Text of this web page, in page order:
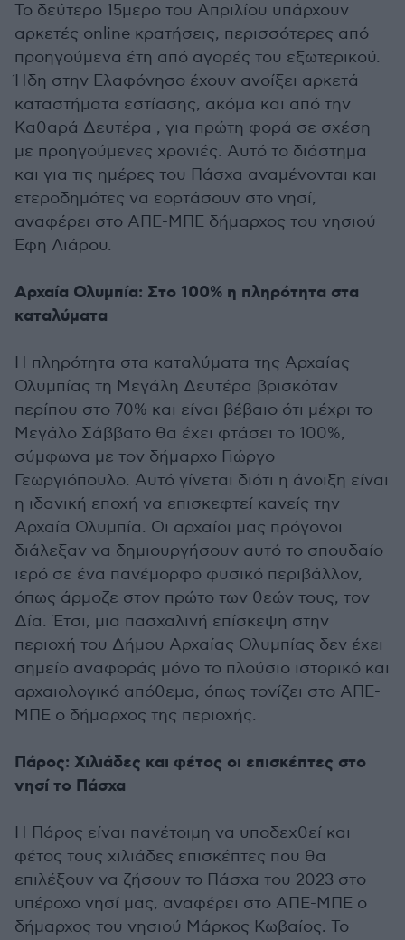
Το δεύτερο 15μερο του Απριλίου υπάρχουν
αρκετές online κρατήσεις, περισσότερες από
προηγούμενα έτη από αγορές του εξωτερικού.
Ήδη στην Ελαφόνησο έχουν ανοίξει αρκετά
καταστήματα εστίασης, ακόμα και από την
Καθαρά Δευτέρα , για πρώτη φορά σε σχέση
με προηγούμενες χρονιές. Αυτό το διάστημα
και για τις ημέρες του Πάσχα αναμένονται και
ετεροδημότες να εορτάσουν στο νησί,
αναφέρει στο ΑΠΕ-ΜΠΕ δήμαρχος του νησιού
Έφη Λιάρου.
Αρχαία Ολυμπία: Στο 100% η πληρότητα στα
καταλύματα
Η πληρότητα στα καταλύματα της Αρχαίας
Ολυμπίας τη Μεγάλη Δευτέρα βρισκόταν
περίπου στο 70% και είναι βέβαιο ότι μέχρι το
Μεγάλο Σάββατο θα έχει φτάσει το 100%,
σύμφωνα με τον δήμαρχο Γιώργο
Γεωργιόπουλο. Αυτό γίνεται διότι η άνοιξη είναι
η ιδανική εποχή να επισκεφτεί κανείς την
Αρχαία Ολυμπία. Οι αρχαίοι μας πρόγονοι
διάλεξαν να δημιουργήσουν αυτό το σπουδαίο
ιερό σε ένα πανέμορφο φυσικό περιβάλλον,
όπως άρμοζε στον πρώτο των θεών τους, τον
Δία. Έτσι, μια πασχαλινή επίσκεψη στην
περιοχή του Δήμου Αρχαίας Ολυμπίας δεν έχει
σημείο αναφοράς μόνο το πλούσιο ιστορικό και
αρχαιολογικό απόθεμα, όπως τονίζει στο ΑΠΕ-
ΜΠΕ ο δήμαρχος της περιοχής.
Πάρος: Χιλιάδες και φέτος οι επισκέπτες στο
νησί το Πάσχα
H Πάρος είναι πανέτοιμη να υποδεχθεί και
φέτος τους χιλιάδες επισκέπτες που θα
επιλέξουν να ζήσουν το Πάσχα του 2023 στο
υπέροχο νησί μας, αναφέρει στο ΑΠΕ-ΜΠΕ ο
δήμαρχος του νησιού Μάρκος Κωβαίος. Το